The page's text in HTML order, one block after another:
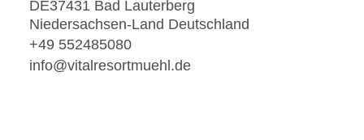
DE37431 Bad Lauterberg
Niedersachsen-Land Deutschland
+49 552485080
info@vitalresortmuehl.de